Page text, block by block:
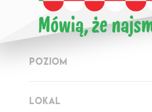
POZIOM
LOKAL